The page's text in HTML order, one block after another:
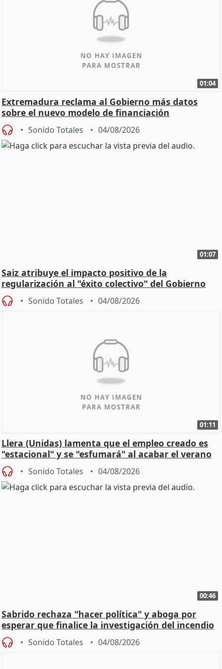
01:04
Extremadura reclama al Gobierno más datos
sobre el nuevo modelo de financiación
Sonido Totales 04/08/2026
01:07
Saiz atribuye el impacto positivo de la
regularización al "éxito colectivo" del Gobierno
Sonido Totales 04/08/2026
01:11
Llera (Unidas) lamenta que el empleo creado es
"estacional" y se "esfumará" al acabar el verano
Sonido Totales 04/08/2026
00:46
Sabrido rechaza "hacer política" y aboga por
esperar que finalice la investigación del incendio
Sonido Totales 04/08/2026